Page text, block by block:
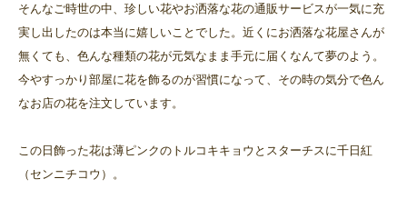
そんなご時世の中、珍しい花やお洒落な花の通販サービスが一気に充
実し出したのは本当に嬉しいことでした。近くにお洒落な花屋さんが
無くても、色んな種類の花が元気なまま手元に届くなんて夢のよう。
今やすっかり部屋に花を飾るのが習慣になって、その時の気分で色ん
なお店の花を注文しています。
この日飾った花は薄ピンクのトルコキキョウとスターチスに千日紅
（センニチコウ）。